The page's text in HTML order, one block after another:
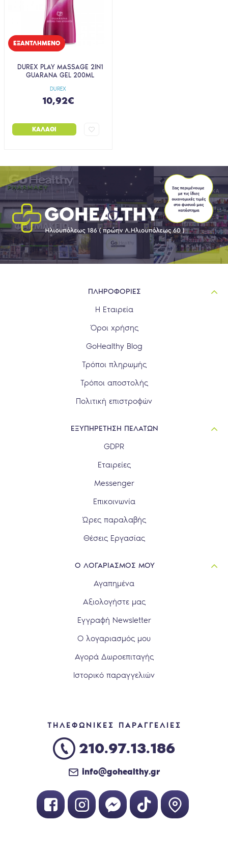
EΞΑΝΤΛΗΜΈΝΟ
DUREX
DUREX PLAY MASSAGE 2IN1
GUARANA GEL 200ML
10,92€
ΚΑΛΆΘΙ
ΠΛΗΡΟΦΟΡΙΕΣ
Η Εταιρεία
Όροι χρήσης
GoHealthy Blog
Τρόποι πληρωμής
Τρόποι αποστολής
Πολιτική επιστροφών
ΕΞΥΠΗΡΕΤΗΣΗ ΠΕΛΑΤΩΝ
GDPR
Εταιρείες
Messenger
Επικοινωνία
Ώρες παραλαβής
Θέσεις Εργασίας
Ο ΛΟΓΑΡΙΑΣΜΟΣ ΜΟΥ
Αγαπημένα
Αξιολογήστε μας
Εγγραφή Newsletter
Ο λογαριασμός μου
Αγορά Δωροεπιταγής
Ιστορικό παραγγελιών
ΤΗΛΕΦΩΝΙΚΕΣ ΠΑΡΑΓΓΕΛΙΕΣ
210.97.13.186
info@gohealthy.gr